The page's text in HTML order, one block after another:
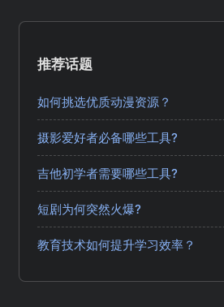
推荐话题
如何挑选优质动漫资源？
摄影爱好者必备哪些工具?
吉他初学者需要哪些工具?
短剧为何突然火爆?
教育技术如何提升学习效率？